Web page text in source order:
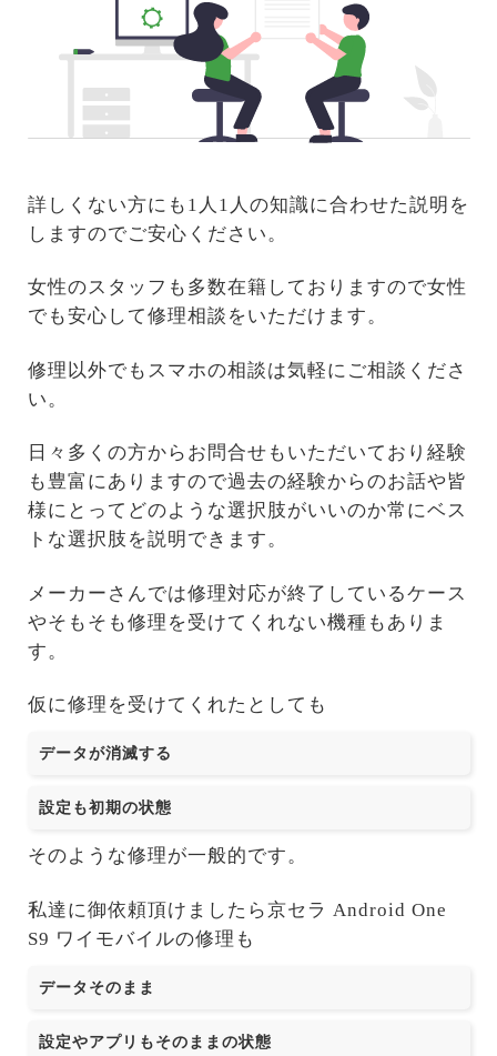
詳しくない方にも1人1人の知識に合わせた説明を
しますのでご安心ください。
女性のスタッフも多数在籍しておりますので女性
でも安心して修理相談をいただけます。
修理以外でもスマホの相談は気軽にご相談くださ
い。
日々多くの方からお問合せもいただいており経験
も豊富にありますので過去の経験からのお話や皆
様にとってどのような選択肢がいいのか常にベス
トな選択肢を説明できます。
メーカーさんでは修理対応が終了しているケース
やそもそも修理を受けてくれない機種もありま
す。
仮に修理を受けてくれたとしても
データが消滅する
設定も初期の状態
そのような修理が一般的です。
私達に御依頼頂けましたら京セラ Android One
S9 ワイモバイルの修理も
データそのまま
設定やアプリもそのままの状態